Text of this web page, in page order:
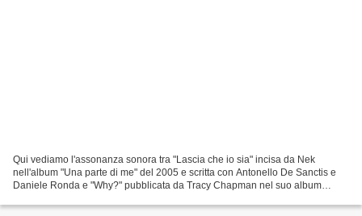
Qui vediamo l'assonanza sonora tra "Lascia che io sia" incisa da Nek
nell'album "Una parte di me" del 2005 e scritta con Antonello De Sanctis e
Daniele Ronda e "Why?" pubblicata da Tracy Chapman nel suo album